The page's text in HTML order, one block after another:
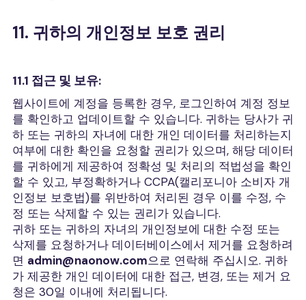
11. 귀하의 개인정보 보호 권리
11.1 접근 및 보유:
웹사이트에 계정을 등록한 경우, 로그인하여 계정 정보
를 확인하고 업데이트할 수 있습니다. 귀하는 당사가 귀
하 또는 귀하의 자녀에 대한 개인 데이터를 처리하는지
여부에 대한 확인을 요청할 권리가 있으며, 해당 데이터
를 귀하에게 제공하여 정확성 및 처리의 적법성을 확인
할 수 있고, 부정확하거나 CCPA(캘리포니아 소비자 개
인정보 보호법)를 위반하여 처리된 경우 이를 수정, 수
정 또는 삭제할 수 있는 권리가 있습니다.
귀하 또는 귀하의 자녀의 개인정보에 대한 수정 또는
삭제를 요청하거나 데이터베이스에서 제거를 요청하려
면 admin@naonow.com으로 연락해 주십시오. 귀하
가 제공한 개인 데이터에 대한 접근, 변경, 또는 제거 요
청은 30일 이내에 처리됩니다.